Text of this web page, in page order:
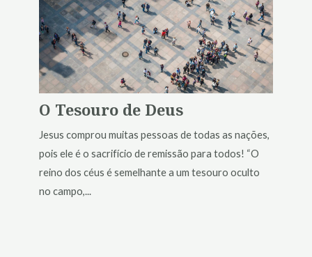
O Tesouro de Deus
Jesus comprou muitas pessoas de todas as nações,
pois ele é o sacrifício de remissão para todos! “O
reino dos céus é semelhante a um tesouro oculto
no campo,...